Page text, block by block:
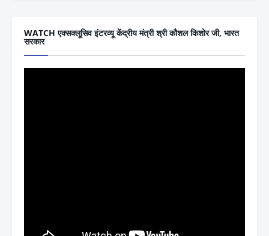
WATCH एक्सक्लूसिव इंटरव्यू केंद्रीय मंत्री श्री कौशल किशोर जी, भारत
सरकार